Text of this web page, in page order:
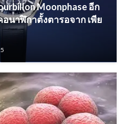
Moonphase อีก
นาฬิกาตั้งตารอจาก เพีย